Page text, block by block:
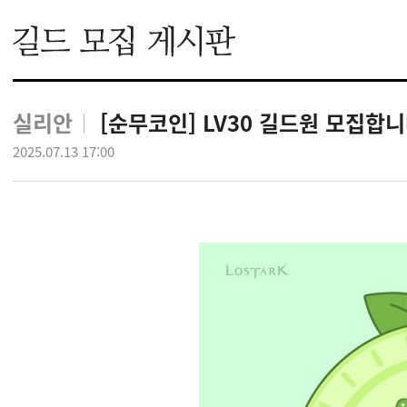
실리안 [순무코인] LV30 길드원 모집합
2025.07.13 17:00